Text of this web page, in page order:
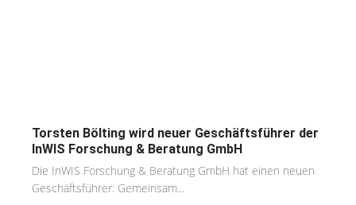
Torsten Bölting wird neuer Geschäftsführer der
InWIS Forschung & Beratung GmbH
Die InWIS Forschung & Beratung GmbH hat einen neuen
Geschäftsführer: Gemeinsam...